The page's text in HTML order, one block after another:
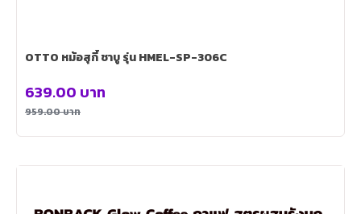
OTTO หม้อสุกี้ ชาบู รุ่น HMEL-SP-306C
959.00บาท
639.00 บาท